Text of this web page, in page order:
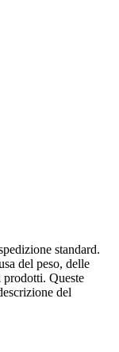
standard.
del peso, delle
prodotti. Queste
del